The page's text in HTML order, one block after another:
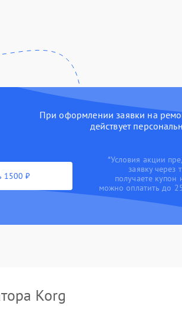
При оформлении заявки на
действует
1500 ₽
*Условия акции
заявку
получаете
можно оплатить до
Korg